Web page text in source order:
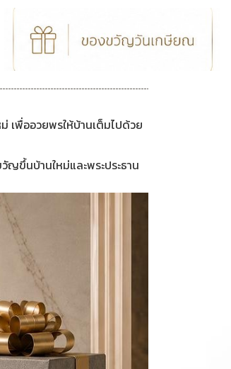
เพื่ออวยพรให้บ้านเต็มไปด้วย
ญขึ้นบ้านใหม่และพระประธาน